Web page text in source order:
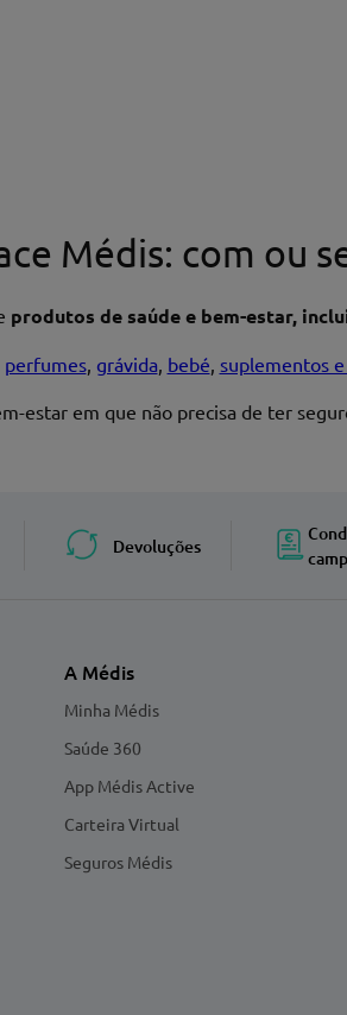
Médis: com ou
produtos de saúde e bem-estar,
perfumes, grávida, bebé, suplementos
estar em que não precisa de ter
Devoluções
A Médis
Minha Médis
Saúde 360
App Médis Active
Carteira Virtual
Seguros Médis